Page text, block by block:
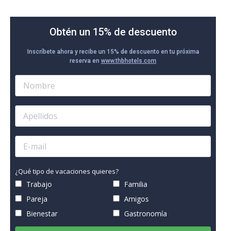
Obtén un 15% de descuento
Inscríbete ahora y recibe un 15% de descuento en tu próxima
reserva en www.thbhotels.com
¿Qué tipo de vacaciones quieres?
Trabajo
Familia
Pareja
Amigos
Bienestar
Gastronomía